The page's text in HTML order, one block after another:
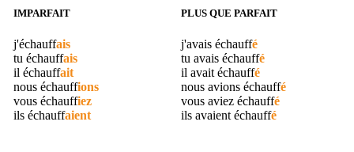
IMPARFAIT
j'échauffais
tu échauffais
il échauffait
nous échauffions
vous échauffiez
ils échauffaient
PLUS QUE PARFAIT
j'avais échauffé
tu avais échauffé
il avait échauffé
nous avions échauffé
vous aviez échauffé
ils avaient échauffé